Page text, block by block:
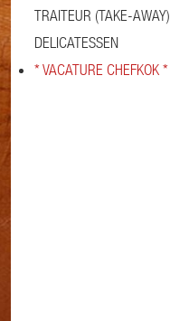
TRAITEUR (TAKE-AWAY)
DELICATESSEN
* VACATURE CHEFKOK *